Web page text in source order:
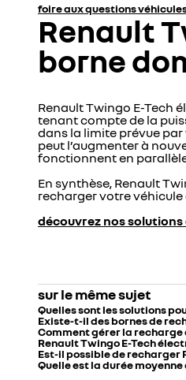
foire aux questions véhicules
Renault
borne
Renault Twingo E-Tech
tenant compte de la
dans la limite prévue
peut l’augmenter à
fonctionnent en
En synthèse, Renault
recharger votre
découvrez nos
sur le même sujet
Quelles sont les solutions
Existe-t-il des bornes de
Comment gérer la recharge
Renault Twingo E-Tech
Est-il possible de recharger
Quelle est la durée